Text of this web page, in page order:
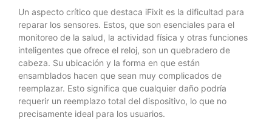
Un aspecto crítico que destaca iFixit es la dificultad para
reparar los sensores. Estos, que son esenciales para el
monitoreo de la salud, la actividad física y otras funciones
inteligentes que ofrece el reloj, son un quebradero de
cabeza. Su ubicación y la forma en que están
ensamblados hacen que sean muy complicados de
reemplazar. Esto significa que cualquier daño podría
requerir un reemplazo total del dispositivo, lo que no
precisamente ideal para los usuarios.